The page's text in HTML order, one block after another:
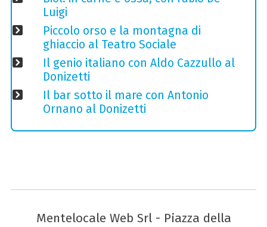
Luigi
Piccolo orso e la montagna di
ghiaccio al Teatro Sociale
Il genio italiano con Aldo Cazzullo al
Donizetti
Il bar sotto il mare con Antonio
Ornano al Donizetti
Mentelocale Web Srl - Piazza della